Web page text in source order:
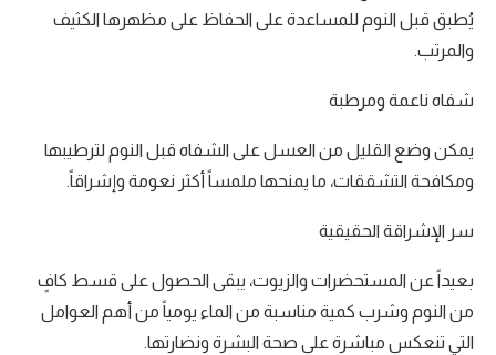
يُطبق قبل النوم للمساعدة على الحفاظ على مظهرها الكثيف
والمرتب.
شفاه ناعمة ومرطبة
يمكن وضع القليل من العسل على الشفاه قبل النوم لترطيبها
ومكافحة التشققات، ما يمنحها ملمساً أكثر نعومة وإشراقاً.
سر الإشراقة الحقيقية
بعيداً عن المستحضرات والزيوت، يبقى الحصول على قسط كافٍ
من النوم وشرب كمية مناسبة من الماء يومياً من أهم العوامل
التي تنعكس مباشرة على صحة البشرة ونضارتها.